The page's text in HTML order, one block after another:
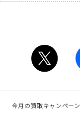
今月の買取キャンペーン